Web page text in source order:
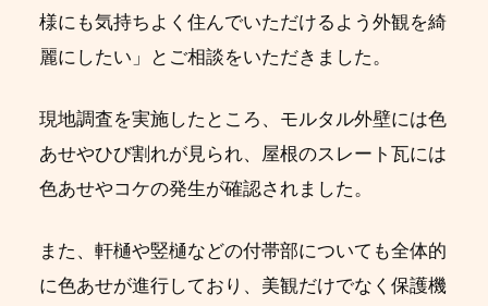
様にも気持ちよく住んでいただけるよう外観を綺
麗にしたい」とご相談をいただきました。
現地調査を実施したところ、モルタル外壁には色
あせやひび割れが見られ、屋根のスレート瓦には
色あせやコケの発生が確認されました。
また、軒樋や竪樋などの付帯部についても全体的
に色あせが進行しており、美観だけでなく保護機